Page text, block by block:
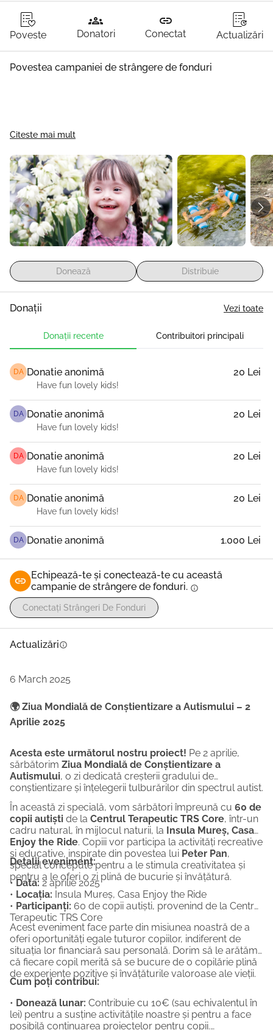
Poveste
groups
Donatori
link
Conectat Actualizări
Povestea campaniei de strângere de fonduri
Citeste mai mult
Donează Distribuie
Donații Vezi toate
Donații recente Contribuitori principali
DA Donatie anonimă 20 Lei
Have fun lovely kids!
DA Donatie anonimă 20 Lei
Have fun lovely kids!
DA Donatie anonimă 20 Lei
Have fun lovely kids!
DA Donatie anonimă 20 Lei
Have fun lovely kids!
DA Donatie anonimă 1.000 Lei
Echipează-te și conectează-te cu această
campanie de strângere de fonduri. info
Conectați Strângeri De Fonduri
Actualizăriinfo
6 March 2025
🌍 Ziua Mondială de Conștientizare a Autismului – 2
Aprilie 2025
Acesta este următorul nostru proiect! Pe 2 aprilie,
sărbătorim Ziua Mondială de Conștientizare a
Autismului, o zi dedicată creșterii gradului de
conștientizare și înțelegerii tulburărilor din spectrul autist.
În această zi specială, vom sărbători împreună cu 60 de
copii autiști de la Centrul Terapeutic TRS Core, într-un
cadru natural, în mijlocul naturii, la Insula Mureș, Casa
Enjoy the Ride. Copiii vor participa la activități recreative
și educative, inspirate din povestea lui Peter Pan,
special concepute pentru a le stimula creativitatea și
pentru a le oferi o zi plină de bucurie și învățătură.
Detalii eveniment:
•Data: 2 aprilie 2025
• Locația: Insula Mureș, Casa Enjoy the Ride
• Participanți: 60 de copii autiști, provenind de la Centrul
Terapeutic TRS Core
Acest eveniment face parte din misiunea noastră de a
oferi oportunități egale tuturor copiilor, indiferent de
situația lor financiară sau personală. Dorim să le arătăm
că fiecare copil merită să se bucure de o copilărie plină
de experiențe pozitive și învățăturile valoroase ale vieții.
Cum poți contribui:
• Donează lunar: Contribuie cu 10€ (sau echivalentul în
lei) pentru a susține activitățile noastre și pentru a face
posibilă continuarea proiectelor pentru copii.